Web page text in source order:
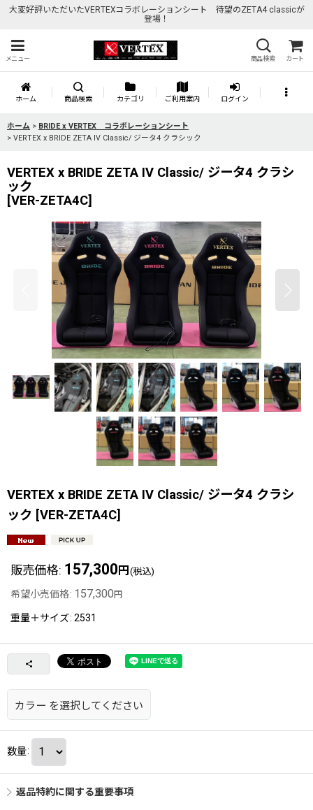
大変好評いただいたVERTEXコラボレーションシート 待望のZETA4 classicが
登場！
メニュー 商品検索 カート
ホーム 商品検索 カテゴリ ご利用案内 ログイン
ホーム > BRIDE x VERTEX コラボレーションシート
> VERTEX x BRIDE ZETA IV Classic/ ジータ4 クラシック
VERTEX x BRIDE ZETA IV Classic/ ジータ4 クラシ
ック
[VER-ZETA4C]
VERTEX x BRIDE ZETA IV Classic/ ジータ4 クラシ
ック [VER-ZETA4C]
販売価格: 157,300 円 (税込)
希望小売価格: 157,300円
重量＋サイズ: 2531
カラー を選択してください
数量:
返品特約に関する重要事項